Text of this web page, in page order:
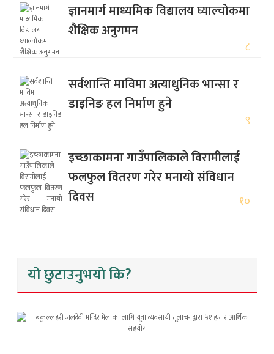
ज्ञानमार्ग माध्यमिक विद्यालय घ्याल्चोकमा
शैक्षिक अनुगमन
८
सर्वशान्ति माविमा अत्याधुनिक भान्सा र
डाइनिङ हल निर्माण हुने
९
इच्छाकामना गाउँपालिकाले विरामीलाई
फलफुल वितरण गरेर मनायो संविधान
दिवस
१०
यो छुटाउनुभयो कि?